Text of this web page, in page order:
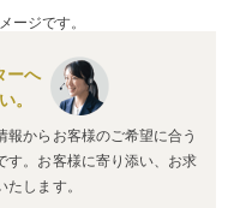
ージです。
ーへ
。
からお客様のご希望に合う
す。お客様に寄り添い、お求
します。